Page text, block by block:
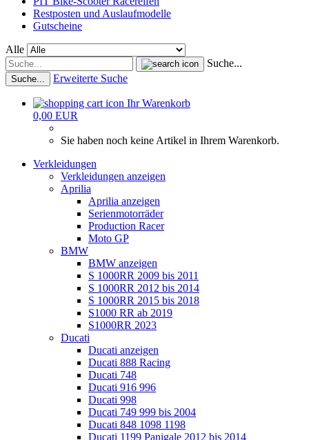
Restposten und Auslaufmodelle
Gutscheine
Alle
Suche...
Suche... Erweiterte Suche
Ihr Warenkorb
0,00 EUR
Sie haben noch keine Artikel in Ihrem Warenkorb.
Verkleidungen
Verkleidungen anzeigen
Aprilia
Aprilia anzeigen
Serienmotorräder
Production Racer
Moto GP
BMW
BMW anzeigen
S 1000RR 2009 bis 2011
S 1000RR 2012 bis 2014
S 1000RR 2015 bis 2018
S1000 RR ab 2019
S1000RR 2023
Ducati
Ducati anzeigen
Ducati 888 Racing
Ducati 748
Ducati 916 996
Ducati 998
Ducati 749 999 bis 2004
Ducati 848 1098 1198
Ducati 1199 Panigale 2012 bis 2014